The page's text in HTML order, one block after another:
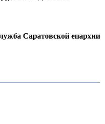
Саратовской епархии